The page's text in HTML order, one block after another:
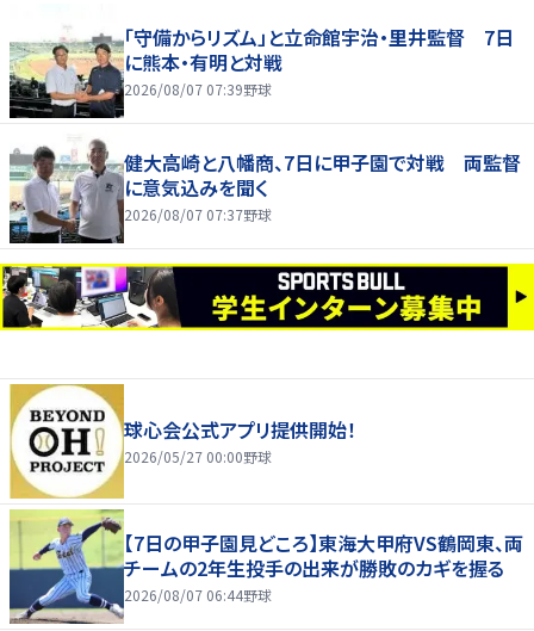
「守備からリズム」と立命館宇治・里井監督 7日
に熊本・有明と対戦
2026/08/07 07:39野球
健大高崎と八幡商、7日に甲子園で対戦 両監督
に意気込みを聞く
2026/08/07 07:37野球
球心会公式アプリ提供開始！
2026/05/27 00:00野球
【7日の甲子園見どころ】東海大甲府VS鶴岡東、両
チームの2年生投手の出来が勝敗のカギを握る
2026/08/07 06:44野球